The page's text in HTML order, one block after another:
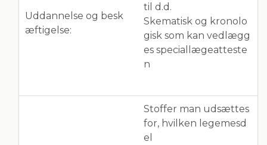
Uddannelse og besk
æftigelse:
til d.d.
Skematisk og kronolo
gisk som kan vedlægg
es speciallægeatteste
n
Stoffer man udsættes
for, hvilken legemesd
el